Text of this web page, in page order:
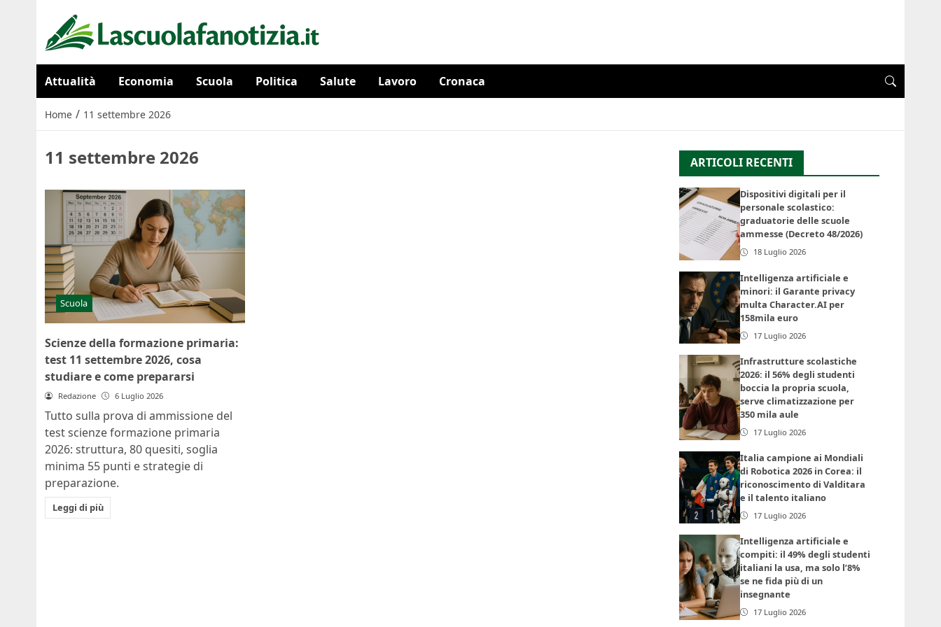
Attualità Economia Scuola Politica Salute Lavoro Cronaca
Home / 11 settembre 2026
11 settembre 2026
Scuola
Scienze della formazione primaria:
test 11 settembre 2026, cosa
studiare e come prepararsi
Redazione 6 Luglio 2026
Tutto sulla prova di ammissione del
test scienze formazione primaria
2026: struttura, 80 quesiti, soglia
minima 55 punti e strategie di
preparazione.
Leggi di più
ARTICOLI RECENTI
Dispositivi digitali per il
personale scolastico:
graduatorie delle scuole
ammesse (Decreto 48/2026)
18 Luglio 2026
Intelligenza artificiale e
minori: il Garante privacy
multa Character.AI per
158mila euro
17 Luglio 2026
Infrastrutture scolastiche
2026: il 56% degli studenti
boccia la propria scuola,
serve climatizzazione per
350 mila aule
17 Luglio 2026
Italia campione ai Mondiali
di Robotica 2026 in Corea: il
riconoscimento di Valditara
e il talento italiano
17 Luglio 2026
Intelligenza artificiale e
compiti: il 49% degli studenti
italiani la usa, ma solo l’8%
se ne fida più di un
insegnante
17 Luglio 2026